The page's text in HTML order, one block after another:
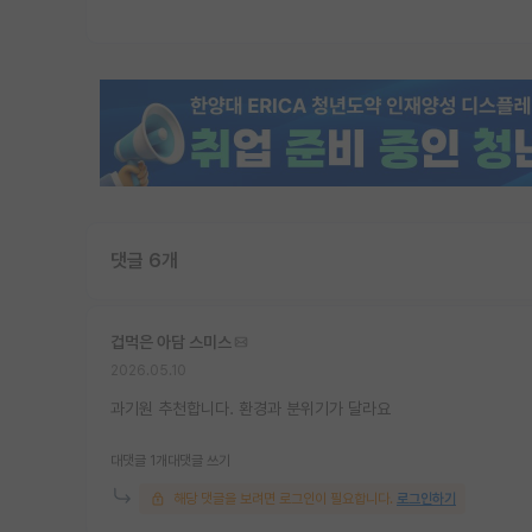
댓글 6개
겁먹은 아담 스미스
과기원 추천합니다. 환경과 분위기가 달라요
대댓글 1개 대댓글 쓰기
해당 댓글을 보려면 로그인이 필요합니다. 로그인하기